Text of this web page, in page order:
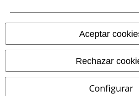
Aceptar
Rechazar
Configurar
Ley protección de datos
Eliminación de residuos y protección del
Información sobre accesibilidad